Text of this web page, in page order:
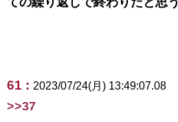
61 : 2023/07/24(月) 13:49:07.08
>>37